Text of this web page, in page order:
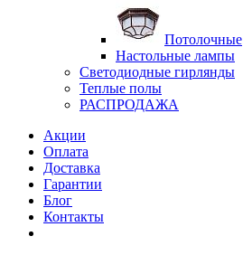
Потолочные
Настольные лампы
Светодиодные гирлянды
Теплые полы
РАСПРОДАЖА
Акции
Оплата
Доставка
Гарантии
Блог
Контакты